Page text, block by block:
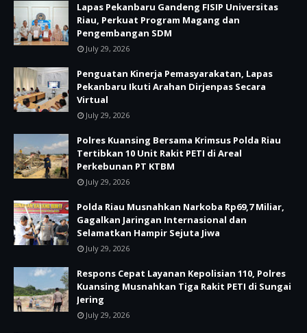
Lapas Pekanbaru Gandeng FISIP Universitas
Riau, Perkuat Program Magang dan
Pengembangan SDM
July 29, 2026
Penguatan Kinerja Pemasyarakatan, Lapas
Pekanbaru Ikuti Arahan Dirjenpas Secara
Virtual
July 29, 2026
Polres Kuansing Bersama Krimsus Polda Riau
Tertibkan 10 Unit Rakit PETI di Areal
Perkebunan PT KTBM
July 29, 2026
Polda Riau Musnahkan Narkoba Rp69,7 Miliar,
Gagalkan Jaringan Internasional dan
Selamatkan Hampir Sejuta Jiwa
July 29, 2026
Respons Cepat Layanan Kepolisian 110, Polres
Kuansing Musnahkan Tiga Rakit PETI di Sungai
Jering
July 29, 2026